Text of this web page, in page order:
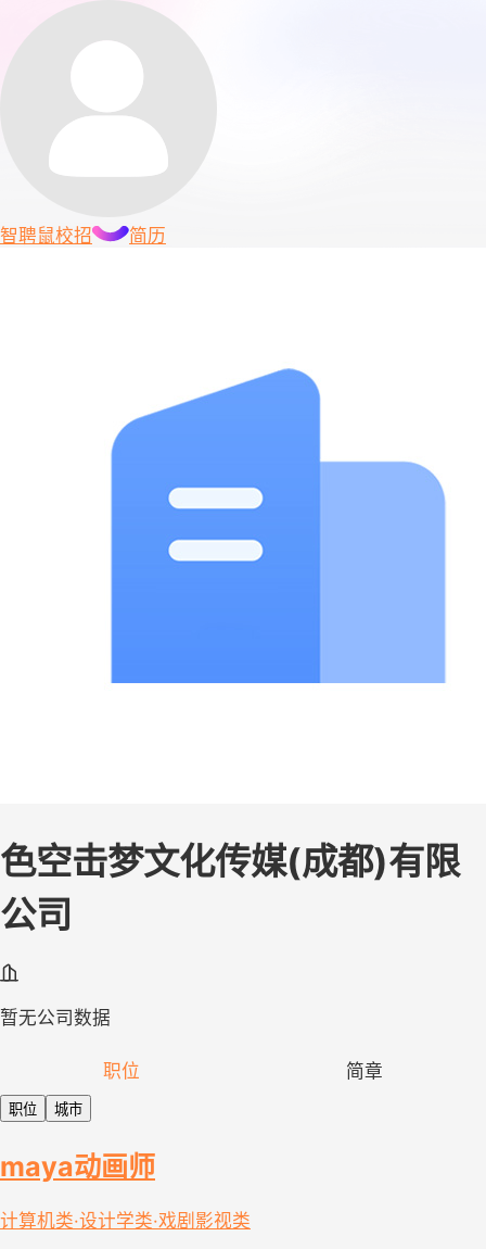
智聘鼠校招 简历
色空击梦文化传媒(成都)有限
公司
暂无公司数据
职位 简章
职位 城市
maya动画师
计算机类·设计学类·戏剧影视类